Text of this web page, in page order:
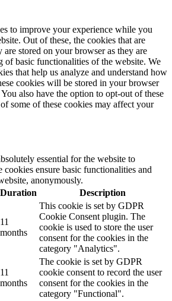
to improve your experience while you
Out of these, the cookies that are
are stored on your browser as they are
of basic functionalities of the website. We
that help us analyze and understand how
cookies will be stored in your browser
also have the option to opt-out of these
some of these cookies may affect your
essential for the website to
ensure basic functionalities and
anonymously.
Duration Description
11
months
This cookie is set by GDPR
Cookie Consent plugin. The
cookie is used to store the user
consent for the cookies in the
category "Analytics".
11
months
The cookie is set by GDPR
cookie consent to record the user
consent for the cookies in the
category "Functional".